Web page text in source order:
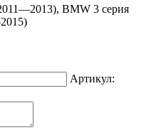
BMW 3 серия
Артикул: